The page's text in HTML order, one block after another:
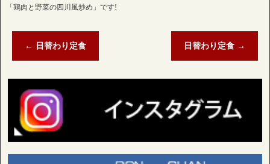
「鶏肉と野菜の四川風炒め」です!
← 日替わり定食 日替わり定食 →